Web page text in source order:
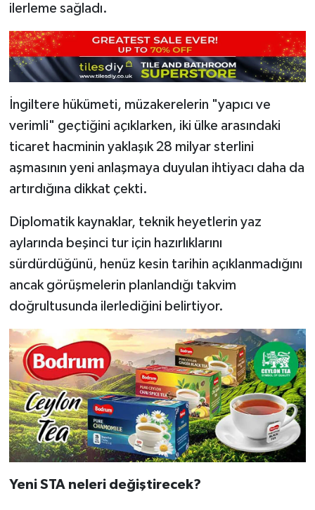
ilerleme sağladı.
İngiltere hükümeti, müzakerelerin "yapıcı ve
verimli" geçtiğini açıklarken, iki ülke arasındaki
ticaret hacminin yaklaşık 28 milyar sterlini
aşmasının yeni anlaşmaya duyulan ihtiyacı daha da
artırdığına dikkat çekti.
Diplomatik kaynaklar, teknik heyetlerin yaz
aylarında beşinci tur için hazırlıklarını
sürdürdüğünü, henüz kesin tarihin açıklanmadığını
ancak görüşmelerin planlandığı takvim
doğrultusunda ilerlediğini belirtiyor.
Yeni STA neleri değiştirecek?